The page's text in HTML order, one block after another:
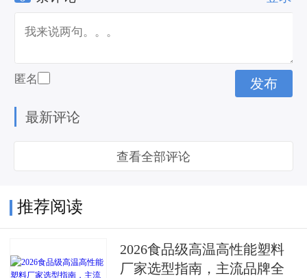
匿名
最新评论
查看全部评论
推荐阅读
2026食品级高温高性能塑料
厂家选型指南，主流品牌全